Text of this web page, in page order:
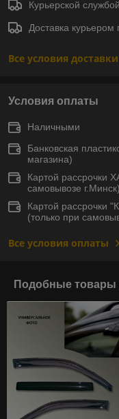
Курьерской
Доставка курьером
Все условия доставки
Условия оплаты
Наличными
Банковская
магазина)
Картой рассрочки
самовывозе г.Минск)
Картой рассрочки
(только при
Все условия оплаты
Подобные товары